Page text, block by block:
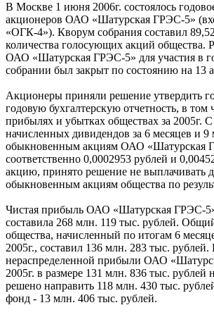
В Москве 1 июня 2006г. состоялось
акционеров ОАО «Шатурская ГРЭС-5»
«ОГК-4»). Кворум собрания составил
количества голосующих акций общества.
ОАО «Шатурская ГРЭС-5» для участия в
собрании был закрыт по состоянию на 13
Акционеры приняли решение утвердить
годовую бухгалтерскую отчетность, в том
прибылях и убытках обществах за 2005г.
начисленных дивидендов за 6 месяцев и 9
обыкновенным акциям ОАО «Шатурская
соответственно 0,0002953 рублей и
акцию, принято решение не выплачивать
обыкновенным акциям общества по
Чистая прибыль ОАО «Шатурская ГРЭС-5»
составила 268 млн. 119 тыс. рублей.
общества, начисленный по итогам 6
2005г., составил 136 млн. 283 тыс.
нераспределенной прибыли ОАО
2005г. в размере 131 млн. 836 тыс. рублей
решено направить 118 млн. 430 тыс.
фонд - 13 млн. 406 тыс. рублей.